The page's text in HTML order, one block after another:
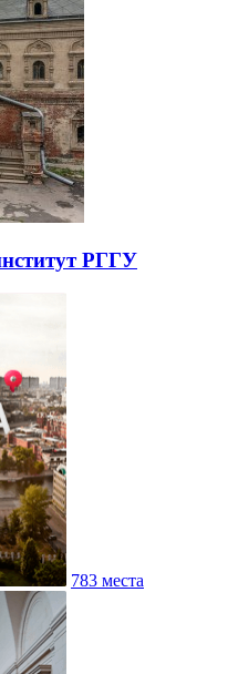
РГГУ
783 места